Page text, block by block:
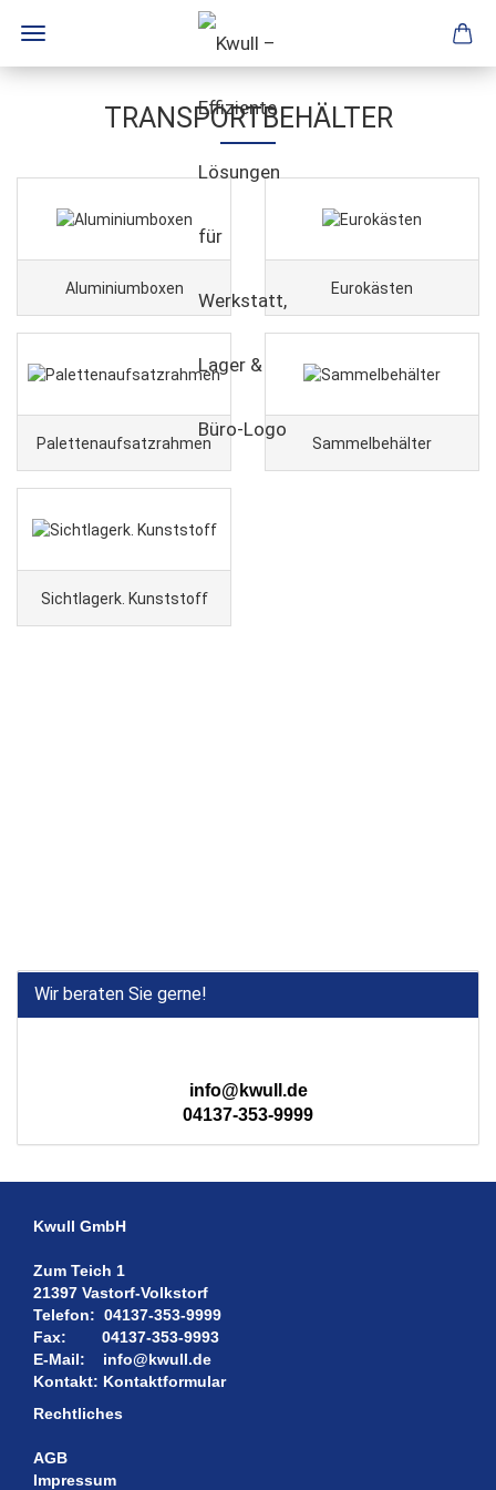
TRANSPORTBEHÄLTER
Aluminiumboxen Eurokästen
Palettenaufsatzrahmen Sammelbehälter
Sichtlagerk. Kunststoff
Wir beraten Sie gerne!
info@kwull.de
04137-353-9999
Kwull GmbH
Zum Teich 1
21397 Vastorf-Volkstorf
Telefon: 04137-353-9999
Fax: 04137-353-9993
E-Mail:
info@kwull.de
Kontakt: Kontaktformular
Rechtliches
AGB
Impressum